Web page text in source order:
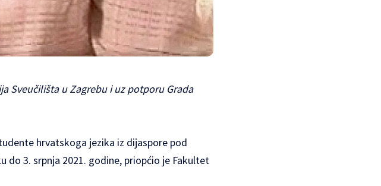
Sveučilišta u Zagrebu i uz potporu Grada
hrvatskoga jezika iz dijaspore pod
do 3. srpnja 2021. godine, priopćio je Fakultet